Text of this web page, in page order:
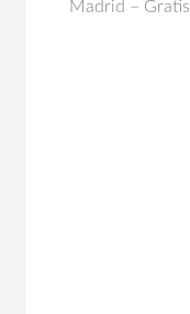
Madrid – Gratis